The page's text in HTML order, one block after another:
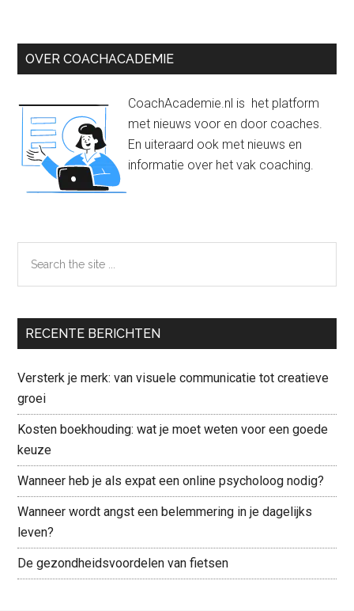
Primaire
OVER COACHACADEMIE
CoachAcademie.nl is het platform
met nieuws voor en door coaches.
En uiteraard ook met nieuws en
informatie over het vak coaching.
the
RECENTE BERICHTEN
Versterk je merk: van visuele communicatie tot creatieve
groei
Kosten boekhouding: wat je moet weten voor een goede
keuze
Wanneer heb je als expat een online psycholoog nodig?
Wanneer wordt angst een belemmering in je dagelijks
leven?
De gezondheidsvoordelen van fietsen